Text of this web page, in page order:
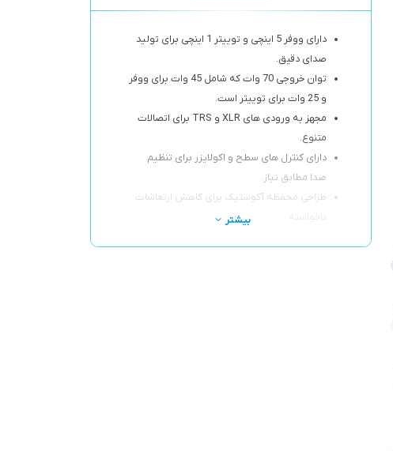
دارای ووفر 5 اینچی و توییتر 1 اینچی برای تولید
صدای دقیق.
توان خروجی 70 وات که شامل 45 وات برای ووفر
و 25 وات برای توییتر است.
مجهز به ورودی های XLR و TRS برای اتصالات
متنوع.
دارای کنترل های سطح و اکولایزر برای تنظیم
صدا مطابق نیاز.
طراحی محفظه آکوستیک برای کاهش ارتعاشات
بیشتر